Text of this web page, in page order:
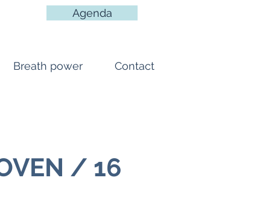
Breath power Contact
/ 16
Agenda